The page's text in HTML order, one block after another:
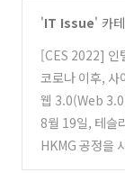
'IT Issue' 카
[CES 2022] 인
능 알아보기
(3)
코로나 이후, 사
웹 3.0(Web
8월 19일, 테슬
제 예상
(0)
HKMG 공정을